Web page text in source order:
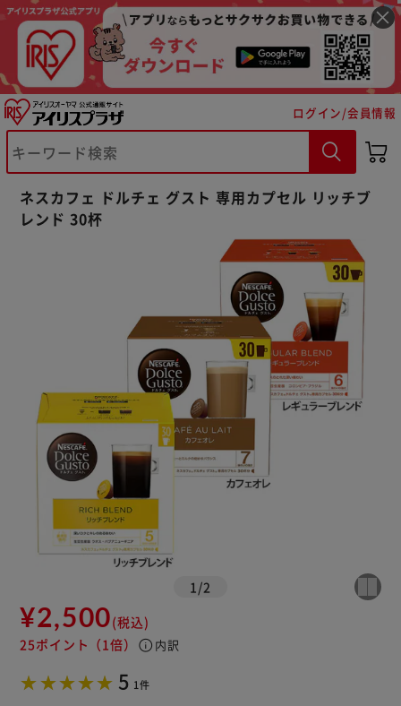
ログイン/会員情報
ネスカフェ ドルチェ グスト 専用カプセル リッチブ
レンド 30杯
1 /2
¥2,500(税込)
25ポイント （1倍） info 内訳
5 1件
※ご確認ください
カートに入れる 購入手続きへ